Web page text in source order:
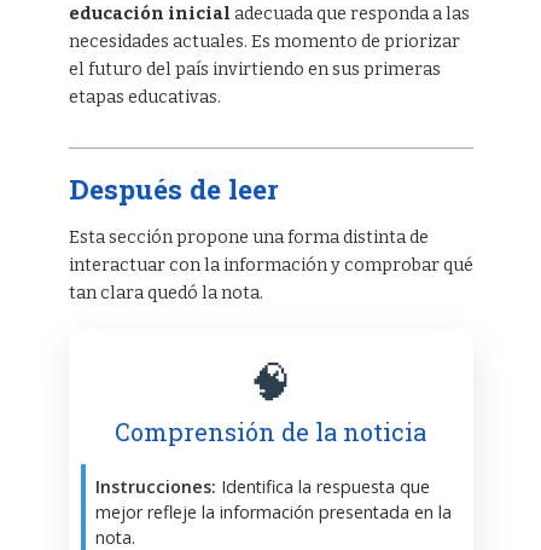
educación inicial adecuada que responda a las
necesidades actuales. Es momento de priorizar
el futuro del país invirtiendo en sus primeras
etapas educativas.
Después de leer
Esta sección propone una forma distinta de
interactuar con la información y comprobar qué
tan clara quedó la nota.
🧠
Comprensión de la noticia
Instrucciones: Identifica la respuesta que
mejor refleje la información presentada en la
nota.